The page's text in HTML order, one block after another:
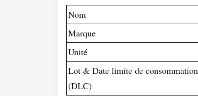
Nom
Marque
Unité
Lot & Date limite de consommation
(DLC)